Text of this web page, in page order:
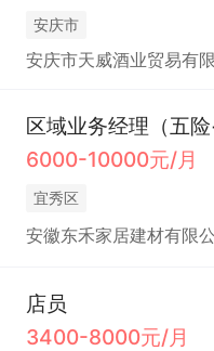
安庆市
安庆市天威酒业贸易有
区域业务经理（五
6000-10000元/月
宜秀区
安徽东禾家居建材有限
店员
3400-8000元/月